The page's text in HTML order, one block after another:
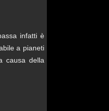
infatti è
a pianeti
causa della